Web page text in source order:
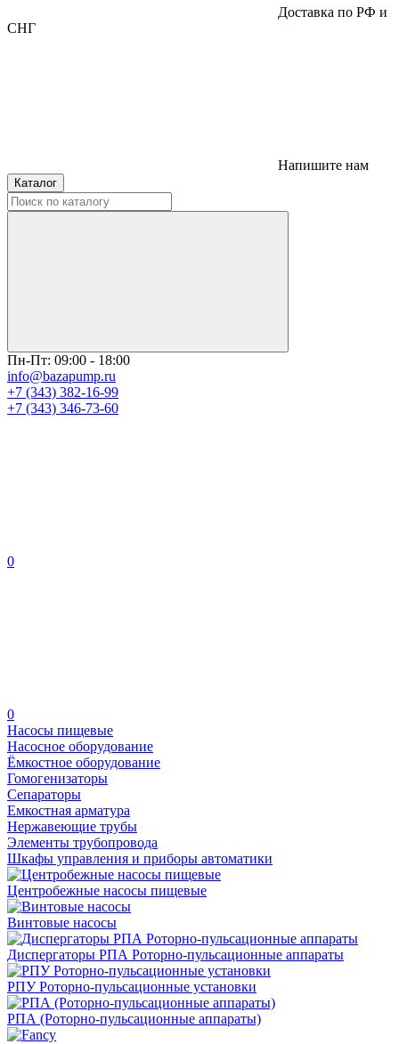
Доставка по РФ и
СНГ
Напишите нам
Каталог
Пн-Пт: 09:00 - 18:00
info@bazapump.ru
+7 (343) 382-16-99
+7 (343) 346-73-‬60
0
0
Насосы пищевые
Насосное оборудование
Ёмкостное оборудование
Гомогенизаторы
Сепараторы
Емкостная арматура
Нержавеющие трубы
Элементы трубопровода
Шкафы управления и приборы автоматики
Центробежные насосы пищевые
Винтовые насосы
Диспергаторы РПА Роторно-пульсационные аппараты
РПУ Роторно-пульсационные установки
РПА (Роторно-пульсационные аппараты)